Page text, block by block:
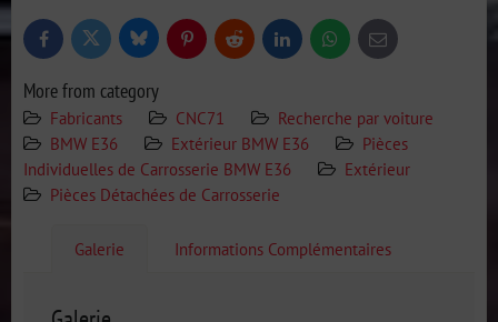
FacebookTwitter BlueskyPinterestReddit LinkedInWhatsApp
E-
mail
More from category
Fabricants CNC71
Recherche par voiture
BMW E36
Extérieur BMW E36
Pièces
Individuelles de Carrosserie BMW E36
Extérieur
Pièces Détachées de Carrosserie
Galerie Informations Complémentaires